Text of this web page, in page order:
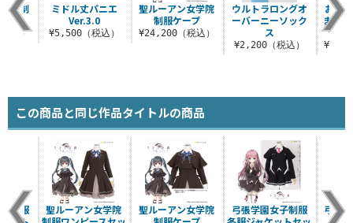
聖ルーアン女学院
制服ケープ
¥24,200（税込）
ウルトラロングオ
ーバーニーソック
ス
¥2,200（税込）
お兄
まい
制服
部制
ト
込）
ミドル丈パニエ
Ver.3.0
¥5,500（税込）
この商品と同じ作品タイトルの商品
聖ルーアン女学院
弓張学園女子制服
弓張
制服
聖ルーアン女学院